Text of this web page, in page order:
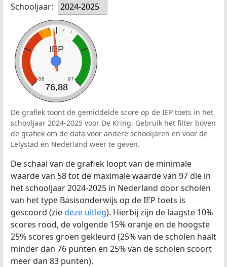
Schooljaar:
2024-2025
IEP
58 97
76,88
De grafiek toont de gemiddelde score op de IEP toets in het
schooljaar 2024-2025 voor De Kring. Gebruik het filter boven
de grafiek om de data voor andere schooljaren en voor de
Lelystad en Nederland weer te geven.
De schaal van de grafiek loopt van de minimale
waarde van 58 tot de maximale waarde van 97 die in
het schooljaar 2024-2025 in Nederland door scholen
van het type Basisonderwijs op de IEP toets is
gescoord (ziedeze uitleg). Hierbij zijn de laagste 10%
scores rood, de volgende 15% oranje en de hoogste
25% scores groen gekleurd (25% van de scholen haalt
minder dan 76 punten en 25% van de scholen scoort
meer dan 83 punten).